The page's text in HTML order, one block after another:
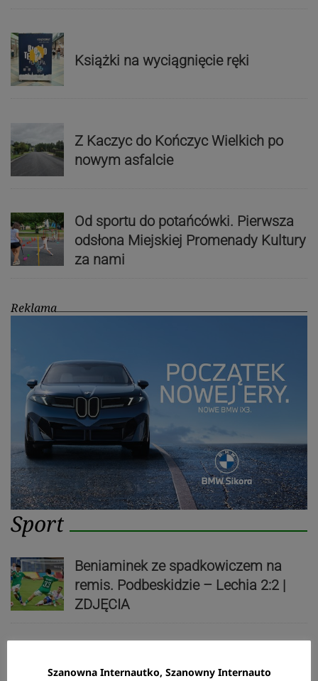
Książki na wyciągnięcie ręki
Z Kaczyc do Kończyc Wielkich po
nowym asfalcie
Od sportu do potańcówki. Pierwsza
odsłona Miejskiej Promenady Kultury
za nami
Reklama
Sport
Beniaminek ze spadkowiczem na
remis. Podbeskidzie – Lechia 2:2 |
ZDJĘCIA
Biało-zieloni nadal niepokonani.
Szanowna Internautko, Szanowny Internauto